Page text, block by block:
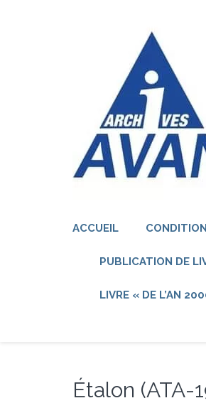
ACCUEIL
PUBLICATION DE
LIVRE « DE L’AN
Étalon (ATA-